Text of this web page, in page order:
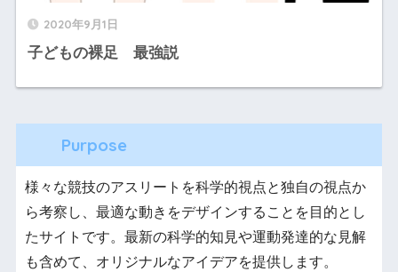
2020年9月1日
子どもの裸足 最強説
Purpose
様々な競技のアスリートを科学的視点と独自の視点か
ら考察し、最適な動きをデザインすることを目的とし
たサイトです。最新の科学的知見や運動発達的な見解
も含めて、オリジナルなアイデアを提供します。